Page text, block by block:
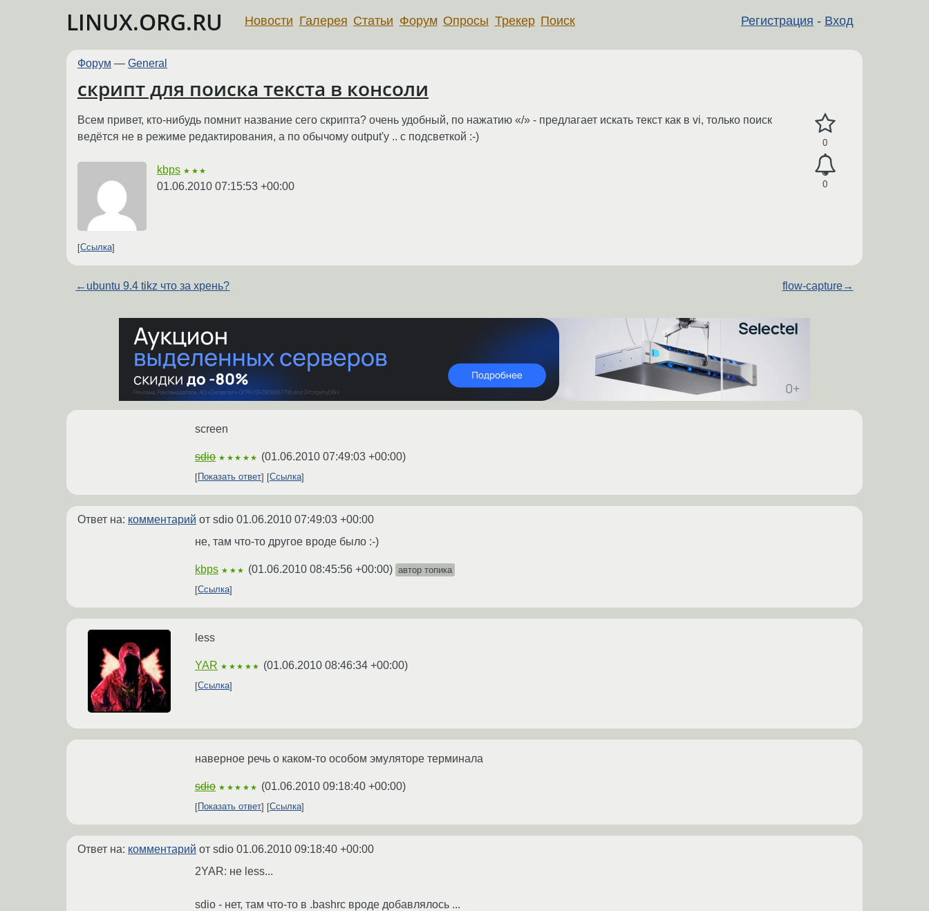
LINUX.ORG.RU Регистрация - Вход
Новости Галерея Статьи Форум Опросы Трекер Поиск
Форум — General
скрипт для поиска текста в консоли
0
0
Всем привет, кто-нибудь помнит название сего скрипта? очень удобный, по нажатию «/» - предлагает искать текст как в vi, только поиск
ведётся не в режиме редактирования, а по обычому output'у .. с подсветкой :-)
kbps ★★★
01.06.2010 07:15:53 +00:00
Ссылка
← ubuntu 9.4 tikz что за хрень? flow-capture→
screen
sdio ★★★★★ (01.06.2010 07:49:03 +00:00)
Показать ответ Ссылка
Ответ на: комментарий от sdio 01.06.2010 07:49:03 +00:00
не, там что-то другое вроде было :-)
kbps ★★★ (01.06.2010 08:45:56 +00:00) автор топика
Ссылка
less
YAR ★★★★★ (01.06.2010 08:46:34 +00:00)
Ссылка
наверное речь о каком-то особом эмуляторе терминала
sdio ★★★★★ (01.06.2010 09:18:40 +00:00)
Показать ответ Ссылка
Ответ на: комментарий от sdio 01.06.2010 09:18:40 +00:00
2YAR: не less...
sdio - нет, там что-то в .bashrc вроде добавлялось ...